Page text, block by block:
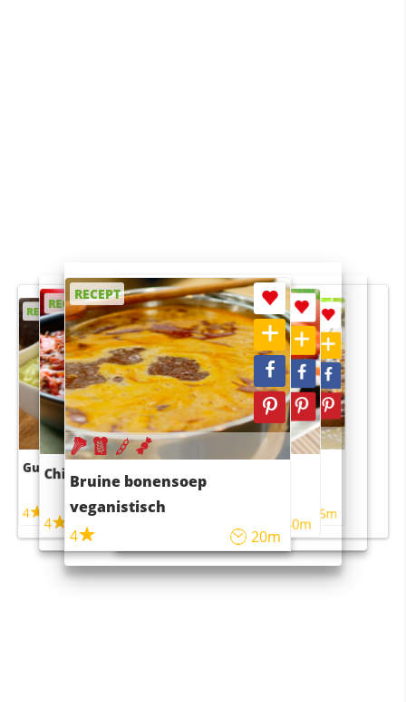
RECEPT
Guacamole
4
RECEPT
Chili con carne
4 45m
RECEPT
Bruine bonensoep
veganistisch
4
20m
RECEPT
Sushi rijstsalade
maaltijdsalade
40m
RECEPT
4 55m